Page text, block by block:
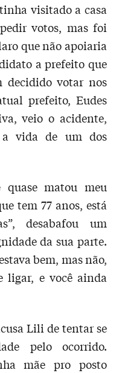
visitado a casa
votos, mas foi
que não apoiaria
a prefeito que
decidido votar nos
prefeito, Eudes
veio o acidente,
vida de um dos
quase matou meu
tem 77 anos, está
desabafou um
da sua parte.
bem, mas não,
ligar, e você ainda
Lili de tentar se
pelo ocorrido.
mãe pro posto